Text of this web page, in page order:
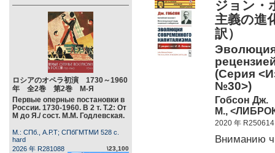
ロシアのオペラ初演 1730～1960
年 全2巻 第2巻 М-Я
Первые оперные постановки в
России. 1730-1960. В 2 т. Т.2: От
М до Я./ сост. М.М. Годлевская.
М.: СПб., А.Р.Т; СПбГМТМИ 528 c.
hard
2026 年 R281088
\23,100
ジョン・
主義の進
訳）
(Серия
№30>)
Гобсон Дж.
М.,
2020 年 R250614
Вниманию